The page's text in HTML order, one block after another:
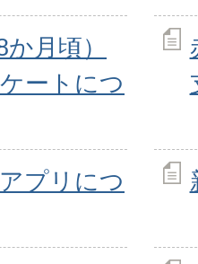
月頃）
ートにつ
プリにつ